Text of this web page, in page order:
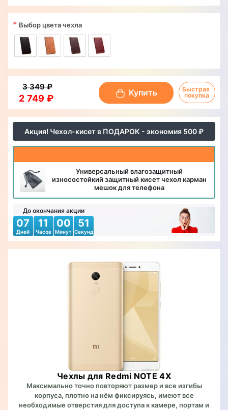
Акция! Чехол-кисет в ПОДАРОК - экономия 500 ₽
Универсальный влагозащитный
износостойкий защитный кисет чехол карман
мешок для телефона
До окончания акции
07
Дней
11
Часов
00
Минут
50
Секунд
Чехлы для Redmi NOTE 4X
Максимально точно повторяют размер и все изгибы
корпуса, плотно на нём фиксируясь, имеют все
необходимые отверстия для доступа к камере, портам и
* Выбор цвета чехла
2 749 ₽
3 349 ₽
Купить
Быстрая
покупка